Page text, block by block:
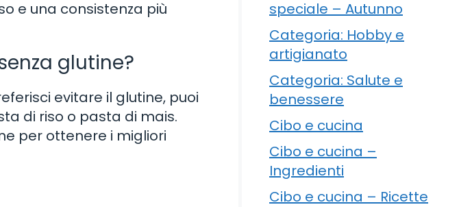
e una consistenza più
glutine?
evitare il glutine, puoi
di riso o pasta di mais.
per ottenere i migliori
speciale – Autunno
Categoria: Hobby e
artigianato
Categoria: Salute e
benessere
Cibo e cucina
Cibo e cucina –
Ingredienti
Cibo e cucina – Ricette